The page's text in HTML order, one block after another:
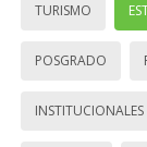
TURISMO
POSGRADO
INSTITUCIONALES